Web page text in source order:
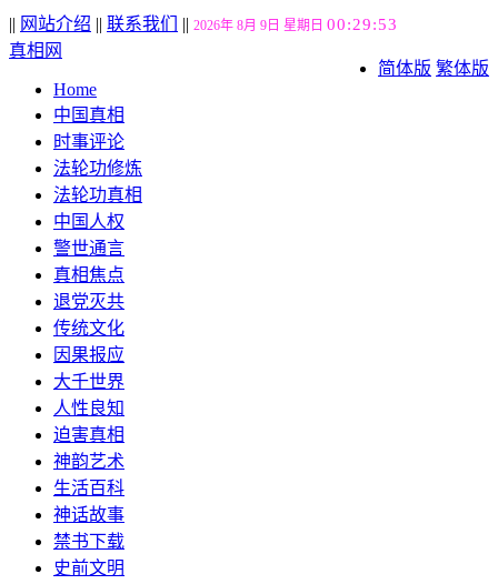
|| 网站介绍 || 联系我们 || 2026年 8月 9日 星期日 00:29:54
简体版 繁体版
真相网
Home
中国真相
时事评论
法轮功修炼
法轮功真相
中国人权
警世通言
真相焦点
退党灭共
传统文化
因果报应
大千世界
人性良知
迫害真相
神韵艺术
生活百科
神话故事
禁书下载
史前文明